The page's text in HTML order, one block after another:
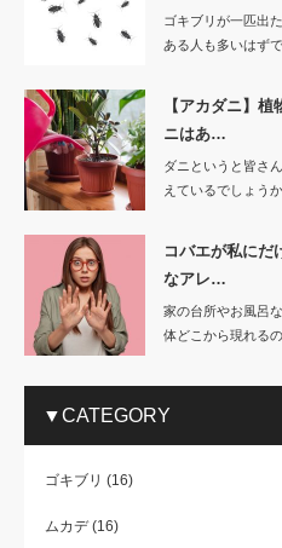
ゴキブリが一匹出
ある人も多いはず
【アカダニ】
ニはあ…
ダニというと皆さ
えているでしょう
コバエが私に
なアレ…
家の台所やお風呂
体どこから現れる
▼CATEGORY
ゴキブリ (16)
ムカデ(16)